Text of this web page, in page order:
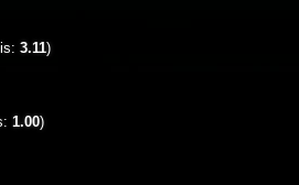
3.11)
1.00)